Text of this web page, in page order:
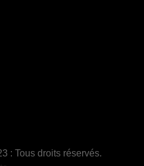
: Tous droits réservés.